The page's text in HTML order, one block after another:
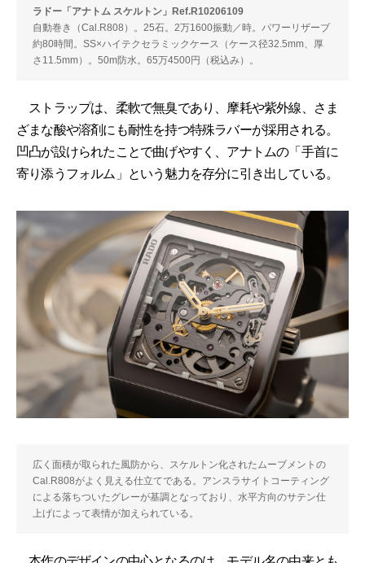
ラドー「アナトム スケルトン」Ref.R10206109
自動巻き（Cal.R808）。25石。2万1600振動／時。パワーリザーブ
約80時間。SS×ハイテクセラミックケース（ケース径32.5mm、厚
さ11.5mm）。50m防水。65万4500円（税込み）。
ストラップは、柔軟で無臭であり、摩耗や紫外線、さま
ざまな酸や溶剤にも耐性を持つ特殊ラバーが採用される。
凹凸が設けられたことで曲げやすく、アナトムの「手首に
寄り添うフォルム」という魅力を存分に引き出している。
広く面積が取られた風防から、スケルトン化されたムーブメントの
Cal.R808がよく見える仕立てである。アンスラサイトコーティング
による落ちついたグレーが基調となっており、水平方向のサテン仕
上げによって表情が加えられている。